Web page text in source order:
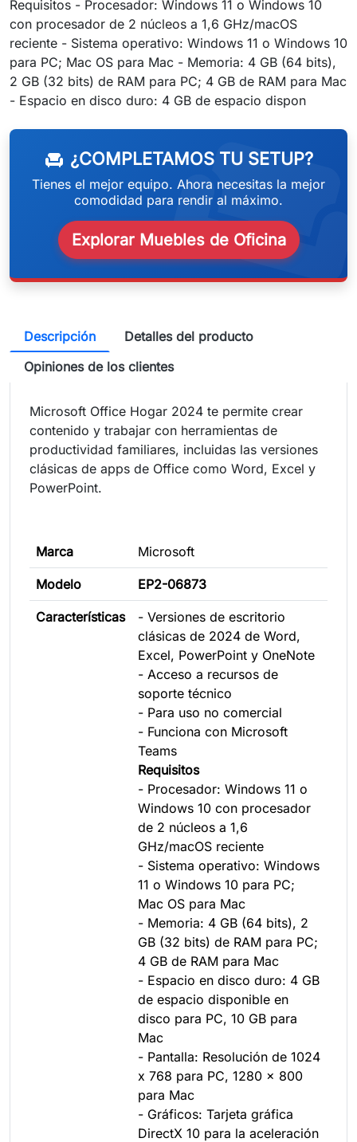
Requisitos - Procesador: Windows 11 o Windows 10
con procesador de 2 núcleos a 1,6 GHz/macOS
reciente - Sistema operativo: Windows 11 o Windows 10
para PC; Mac OS para Mac - Memoria: 4 GB (64 bits),
2 GB (32 bits) de RAM para PC; 4 GB de RAM para Mac
- Espacio en disco duro: 4 GB de espacio dispon
chair ¿COMPLETAMOS TU SETUP?
Tienes el mejor equipo. Ahora necesitas la mejor
comodidad para rendir al máximo.
Explorar Muebles de Oficina
Descripción
Detalles del producto
Opiniones de los clientes
Microsoft Office Hogar 2024 te permite crear
contenido y trabajar con herramientas de
productividad familiares, incluidas las versiones
clásicas de apps de Office como Word, Excel y
PowerPoint.
Marca Microsoft
Modelo EP2-06873
Características
- Versiones de escritorio
clásicas de 2024 de Word,
Excel, PowerPoint y OneNote
- Acceso a recursos de
soporte técnico
- Para uso no comercial
- Funciona con Microsoft
Teams
Requisitos
- Procesador: Windows 11 o
Windows 10 con procesador
de 2 núcleos a 1,6
GHz/macOS reciente
- Sistema operativo: Windows
11 o Windows 10 para PC;
Mac OS para Mac
- Memoria: 4 GB (64 bits), 2
GB (32 bits) de RAM para PC;
4 GB de RAM para Mac
- Espacio en disco duro: 4 GB
de espacio disponible en
disco para PC, 10 GB para
Mac
- Pantalla: Resolución de 1024
x 768 para PC, 1280 x 800
para Mac
- Gráficos: Tarjeta gráfica
DirectX 10 para la aceleración